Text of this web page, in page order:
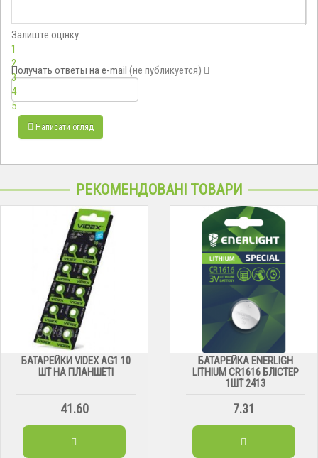
Залиште оцінку:
1
2
3
4
5
Получать ответы на e-mail (не публикуется)
Написати огляд
РЕКОМЕНДОВАНІ ТОВАРИ
БАТАРЕЙКИ VIDEX AG1 10
ШТ НА ПЛАНШЕТІ
41.60
БАТАРЕЙКА ENERLIGH
LITHIUM CR1616 БЛІСТЕР
1ШТ 2413
7.31